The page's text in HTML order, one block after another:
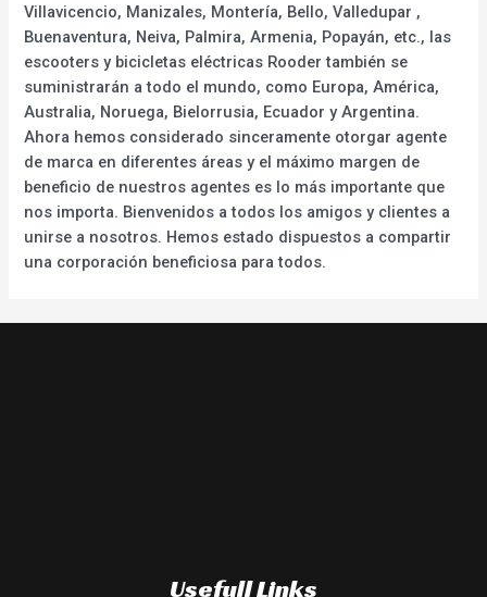
Villavicencio, Manizales, Montería, Bello, Valledupar ,
Buenaventura, Neiva, Palmira, Armenia, Popayán, etc., las
escooters y bicicletas eléctricas Rooder también se
suministrarán a todo el mundo, como Europa, América,
Australia, Noruega, Bielorrusia, Ecuador y Argentina.
Ahora hemos considerado sinceramente otorgar agente
de marca en diferentes áreas y el máximo margen de
beneficio de nuestros agentes es lo más importante que
nos importa. Bienvenidos a todos los amigos y clientes a
unirse a nosotros. Hemos estado dispuestos a compartir
una corporación beneficiosa para todos.
Usefull Links